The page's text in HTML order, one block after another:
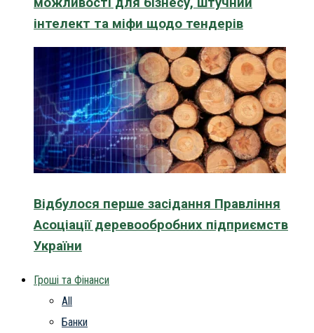
інтелект та міфи щодо тендерів
Відбулося перше засідання Правління
Асоціації деревообробних підприємств
України
Гроші та Фінанси
All
Банки